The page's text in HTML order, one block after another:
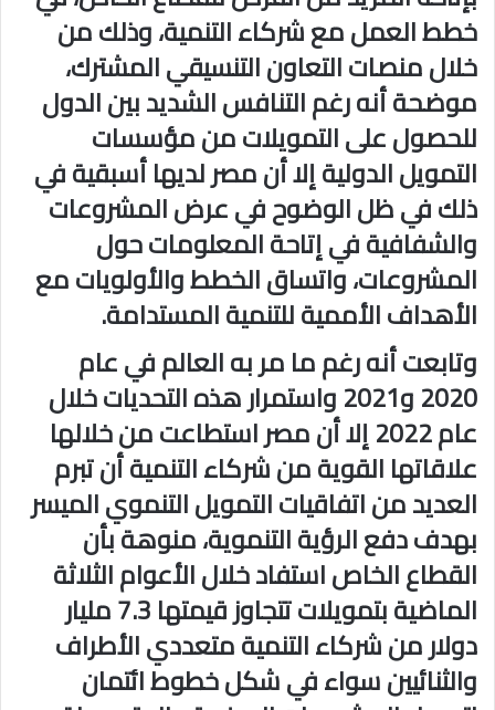
خطط العمل مع شركاء التنمية، وذلك من
خلال منصات التعاون التنسيقي المشترك،
موضحة أنه رغم التنافس الشديد بين الدول
للحصول على التمويلات من مؤسسات
التمويل الدولية إلا أن مصر لديها أسبقية في
ذلك في ظل الوضوح في عرض المشروعات
والشفافية في إتاحة المعلومات حول
المشروعات، واتساق الخطط والأولويات مع
الأهداف الأممية للتنمية المستدامة.
وتابعت أنه رغم ما مر به العالم في عام
2020 و2021 واستمرار هذه التحديات خلال
عام 2022 إلا أن مصر استطاعت من خلالها
علاقاتها القوية من شركاء التنمية أن تبرم
العديد من اتفاقيات التمويل التنموي الميسر
بهدف دفع الرؤية التنموية، منوهة بأن
القطاع الخاص استفاد خلال الأعوام الثلاثة
الماضية بتمويلات تتجاوز قيمتها 7.3 مليار
دولار من شركاء التنمية متعددي الأطراف
والثنائيين سواء في شكل خطوط ائتمان